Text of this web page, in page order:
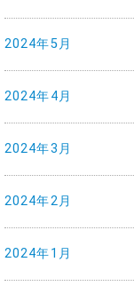
2024年5月
2024年4月
2024年3月
2024年2月
2024年1月